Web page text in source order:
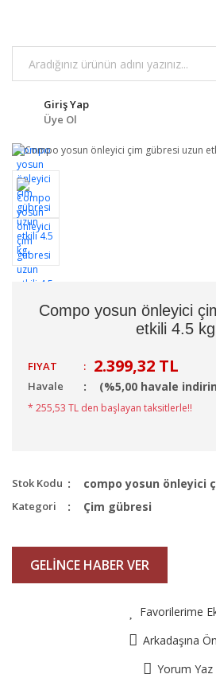
Giriş Yap
Üye Ol
Compo yosun önleyici
etkili 4.5
FIYAT : 2.399,32 TL
Havale (%5,00 havale
* 255,53 TL den başlayan taksitlerle!!
Stok Kodu compo yosun önleyici
Kategori Çim gübresi
GELİNCE HABER VER
Favorilerime
Arkadaşına
Yorum Yaz